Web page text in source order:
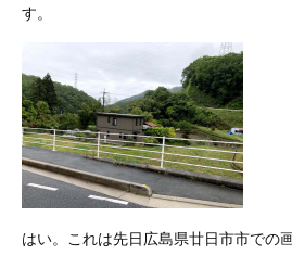
す。
はい。これは先日広島県廿日市市での